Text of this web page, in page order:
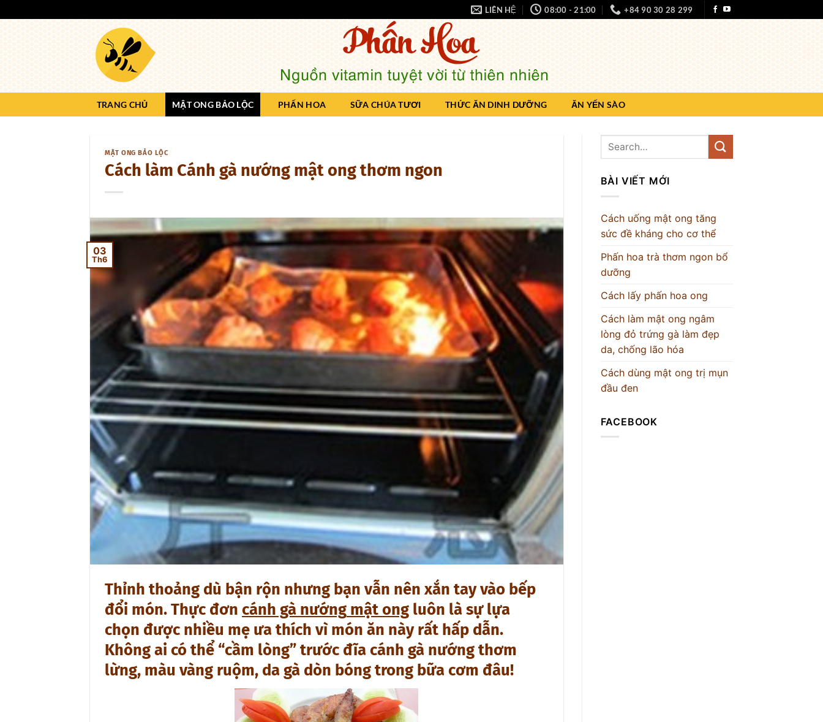
qua
LIÊN HỆ 08:00 - 21:00 +84 90 30 28 299
TRANG CHỦ MẬT ONG BẢO LỘC PHẤN HOA SỮA CHÚA TƯƠI THỨC ĂN DINH DƯỠNG ĂN YẾN SÀO
MẬT ONG BẢO LỘC
Cách làm Cánh gà nướng mật ong thơm ngon
03
Th6
Thỉnh thoảng dù bận rộn nhưng bạn vẫn nên xắn tay vào bếp
đổi món. Thực đơn cánh gà nướng mật ong luôn là sự lựa
chọn được nhiều mẹ ưa thích vì món ăn này rất hấp dẫn.
Không ai có thể “cầm lòng” trước đĩa cánh gà nướng thơm
lừng, màu vàng ruộm, da gà dòn bóng trong bữa cơm đâu!
BÀI VIẾT MỚI
Cách uống mật ong tăng
sức đề kháng cho cơ thể
Phấn hoa trà thơm ngon bổ
dưỡng
Cách lấy phấn hoa ong
Cách làm mật ong ngâm
lòng đỏ trứng gà làm đẹp
da, chống lão hóa
Cách dùng mật ong trị mụn
đầu đen
FACEBOOK